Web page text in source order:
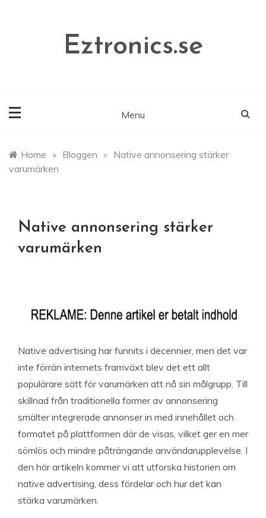
Eztronics.se
Menu
Home » Bloggen » Native annonsering stärker
varumärken
Native annonsering stärker
varumärken
Native advertising har funnits i decennier, men det var
inte förrän internets framväxt blev det ett allt
populärare sätt för varumärken att nå sin målgrupp. Till
skillnad från traditionella former av annonsering
smälter integrerade annonser in med innehållet och
formatet på plattformen där de visas, vilket ger en mer
sömlös och mindre påträngande användarupplevelse. I
den här artikeln kommer vi att utforska historien om
native advertising, dess fördelar och hur det kan
stärka varumärken.